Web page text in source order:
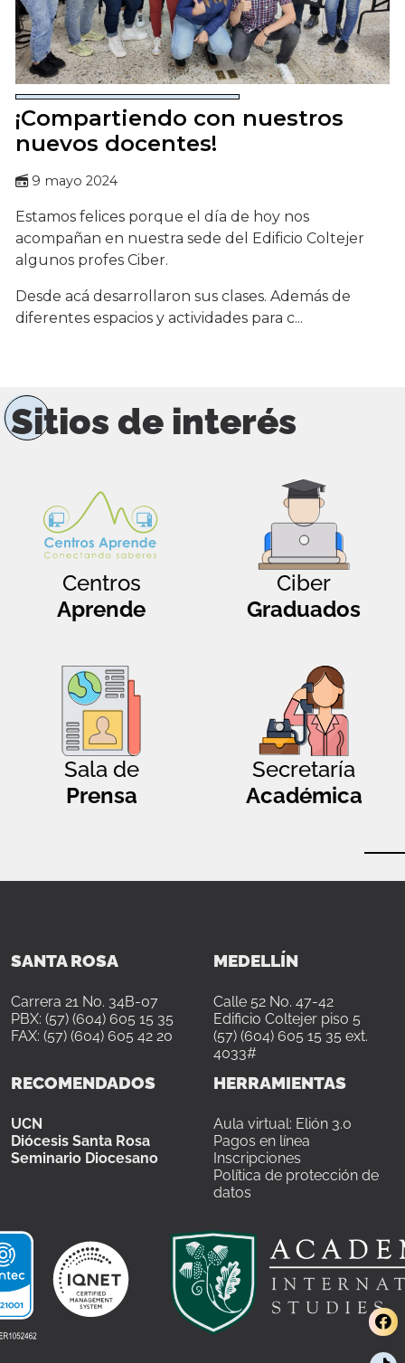
¡Compartiendo con nuestros
nuevos docentes!
9 mayo 2024
Estamos felices porque el día de hoy nos
acompañan en nuestra sede del Edificio Coltejer
algunos profes Ciber.
Desde acá desarrollaron sus clases. Además de
diferentes espacios y actividades para c...
Sitios de interés
Centros
Aprende
Ciber
Graduados
Sala de
Prensa
Secretaría
Académica
SANTA ROSA
Carrera 21 No. 34B-07
PBX: (57) (604) 605 15 35
FAX: (57) (604) 605 42 20
MEDELLÍN
Calle 52 No. 47-42
Edificio Coltejer piso 5
(57) (604) 605 15 35 ext.
4033#
RECOMENDADOS
UCN
Diócesis Santa Rosa
Seminario Diocesano
HERRAMIENTAS
Aula virtual: Elión 3.0
Pagos en línea
Inscripciones
Política de protección de
datos